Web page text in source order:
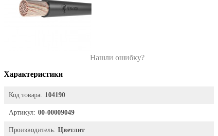
Нашли ошибку?
Характеристики
Код товара: 104190
Артикул: 00-00009049
Производитель: Цветлит